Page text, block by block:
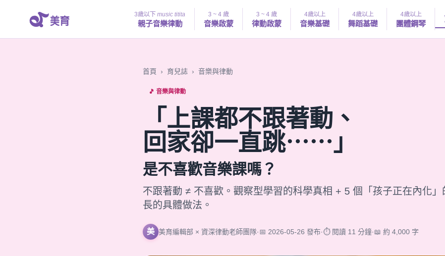
3歲以下music titita
親子音樂律動
3 ~ 4 歲
音樂啟蒙
3 ~ 4 歲
律動啟蒙
4歲以上
音樂基礎
4歲以上
舞蹈基礎
4歲以上
團體鋼琴
首頁 › 育兒誌 › 音樂與律動
🎵 音樂與律動
「上課都不跟著動、
回家卻一直跳⋯⋯」
是不喜歡音樂課嗎？
不跟著動 ≠ 不喜歡。觀察型學習的科學真相 + 5 個「孩子正在內化
長的具體做法。
美 美育編輯部 × 資深律動老師團隊·📅 2026-05-26 發布·⏱ 閱讀 11 分鐘·📖 約 4,000 字